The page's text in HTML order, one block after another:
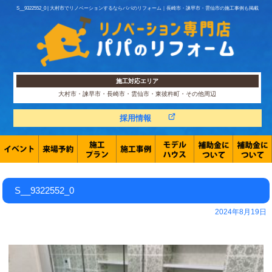
S__9322552_0 | 大村市でリノベーションするならパパのリフォーム｜長崎市・諫早市・雲仙市の施工事例も掲載
施工対応エリア
大村市・諫早市・長崎市・雲仙市・東彼杵町・その他周辺
採用情報
S__9322552_0
2024年8月19日